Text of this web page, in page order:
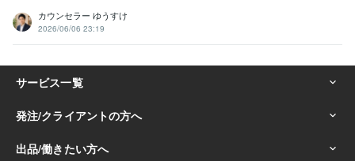
カウンセラー ゆうすけ
2026/06/06 23:19